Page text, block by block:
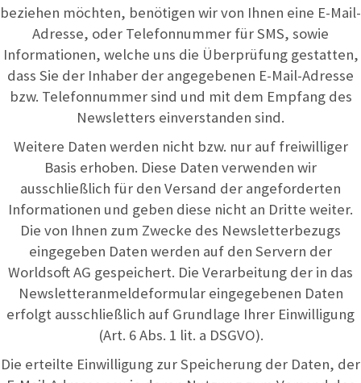
beziehen möchten, benötigen wir von Ihnen eine E-Mail-
Adresse, oder Telefonnummer für SMS, sowie
Informationen, welche uns die Überprüfung gestatten,
dass Sie der Inhaber der angegebenen E-Mail-Adresse
bzw. Telefonnummer sind und mit dem Empfang des
Newsletters einverstanden sind.
Weitere Daten werden nicht bzw. nur auf freiwilliger
Basis erhoben. Diese Daten verwenden wir
ausschließlich für den Versand der angeforderten
Informationen und geben diese nicht an Dritte weiter.
Die von Ihnen zum Zwecke des Newsletterbezugs
eingegeben Daten werden auf den Servern der
Worldsoft AG gespeichert. Die Verarbeitung der in das
Newsletteranmeldeformular eingegebenen Daten
erfolgt ausschließlich auf Grundlage Ihrer Einwilligung
(Art. 6 Abs. 1 lit. a DSGVO).
Die erteilte Einwilligung zur Speicherung der Daten, der